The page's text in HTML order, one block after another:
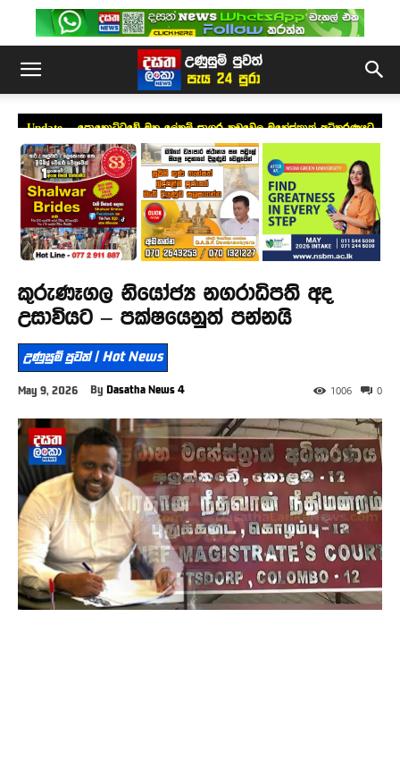
Update – පොහොට්ටුවේ මහ ලේකම් සාගර කඩුවෙල මහේස්ත්‍රාත් අධිකරණයට
ඉදිරිපත් කෙරේ
කුරුණෑගල නියෝජ්‍ය නගරාධිපති අද
උසාවියට – පක්ෂයෙනුත් පන්නයි
උණුසුම් පුවත් | Hot News
May 9, 2026 By Dasatha News 4 0
1006